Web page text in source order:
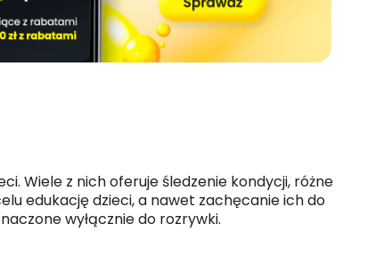
Wiele z nich oferuje śledzenie kondycji, różne
edukację dzieci, a nawet zachęcanie ich do
wyłącznie do rozrywki.